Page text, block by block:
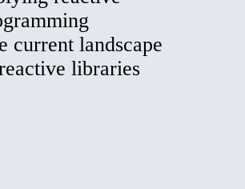
current landscape
libraries